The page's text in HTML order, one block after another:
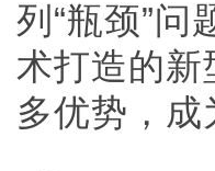
列“瓶颈”
术打造的新
多优势，